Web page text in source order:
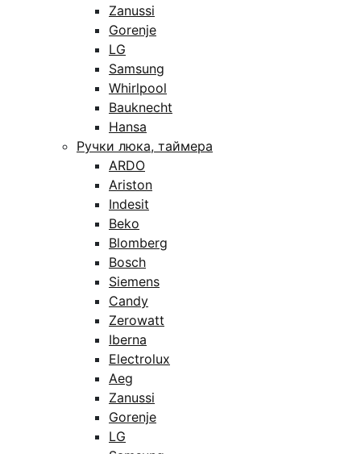
Zanussi
Gorenje
LG
Samsung
Whirlpool
Bauknecht
Hansa
Ручки люка, таймера
ARDO
Ariston
Indesit
Beko
Blomberg
Bosch
Siemens
Candy
Zerowatt
Iberna
Electrolux
Aeg
Zanussi
Gorenje
LG